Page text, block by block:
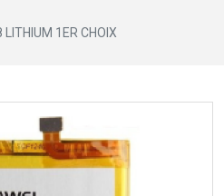
1ER CHOIX